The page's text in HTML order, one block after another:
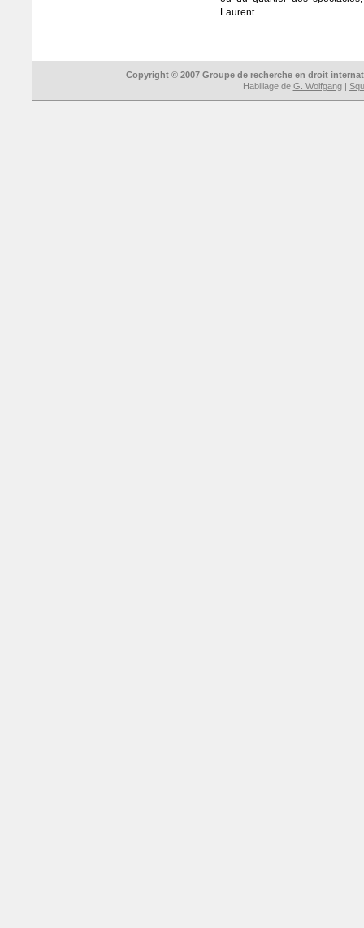
Laurent
Copyright © 2007 Groupe de recherche en droit
Habillage de G. Wolfgang|